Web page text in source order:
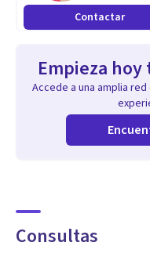
Contactar
Empieza
Accede a una amplia
Consultas